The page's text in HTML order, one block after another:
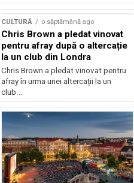
CULTURĂ o săptămână ago
Chris Brown a pledat vinovat
pentru afray după o altercație
la un club din Londra
Chris Brown a pledat vinovat pentru
afray în urma unei altercații la un
club...